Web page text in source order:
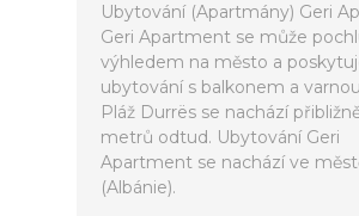
Ubytování (Apartmány) Geri
Geri Apartment se může
výhledem na město a
ubytování s balkonem a
Pláž Durrës se nachází
metrů odtud. Ubytování Geri
Apartment se nachází ve
(Albánie).